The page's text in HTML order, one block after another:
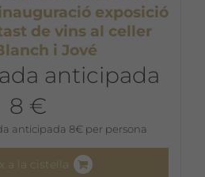
exposició
de vins al celler
i Jové
anticipada
8 €
anticipada 8€ per persona
a la cistella